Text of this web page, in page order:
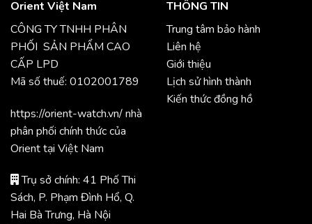
Orient Việt Nam
CÔNG TY TNHH PHÂN
PHỐI SẢN PHẨM CAO
CẤP LPD
Mã số thuế: 0102001789
https://orient-watch.vn/ nhà
phân phối chính thức của
Orient tại Việt Nam
Trụ sở chính: 41 Phố Thi
Sách, P. Phạm Đình Hổ, Q.
Hai Bà Trưng, Hà Nội
THÔNG TIN
Trung tâm bảo hành
Liên hệ
Giới thiệu
Lịch sử hình thành
Kiến thức đồng hồ